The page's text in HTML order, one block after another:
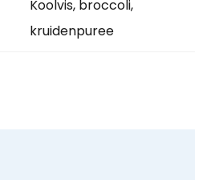
Koolvis, broccoli,
kruidenpuree